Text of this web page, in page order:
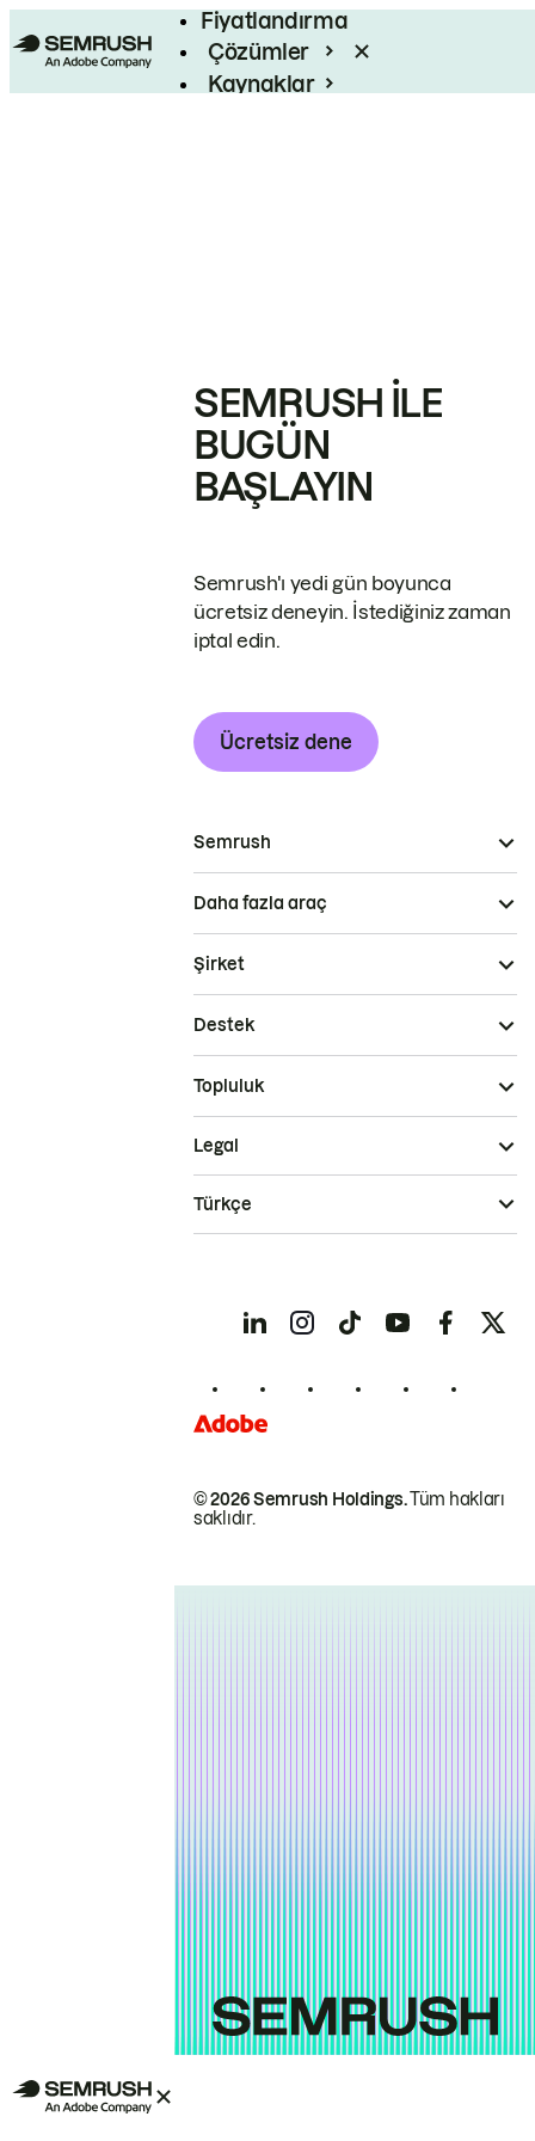
Fiyatlandırma
Çözümler
Kaynaklar
SEMRUSH ILE
BUGÜN
BAŞLAYIN
Semrush'ı yedi gün boyunca
ücretsiz deneyin. İstediğiniz zaman
iptal edin.
Ücretsiz dene
Semrush
Daha fazla araç
Şirket
Destek
Topluluk
© 2026 Semrush Holdings.Tüm hakları
saklıdır.
Legal
Türkçe